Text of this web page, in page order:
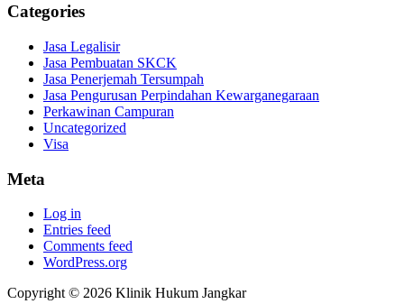
Categories
Jasa Legalisir
Jasa Pembuatan SKCK
Jasa Penerjemah Tersumpah
Jasa Pengurusan Perpindahan Kewarganegaraan
Perkawinan Campuran
Uncategorized
Visa
Meta
Log in
Entries feed
Comments feed
WordPress.org
Copyright © 2026 Klinik Hukum Jangkar